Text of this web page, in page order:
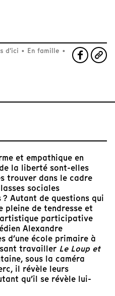
d'ici • En famille •
et empathique en
la liberté sont-elles
trouver dans le cadre
sociales
Autant de questions qui
de tendresse et
artistique participative
Alexandre
d’une école primaire à
travailler Le Loup et
sous la caméra
il révèle leurs
qu’il se révèle lui-